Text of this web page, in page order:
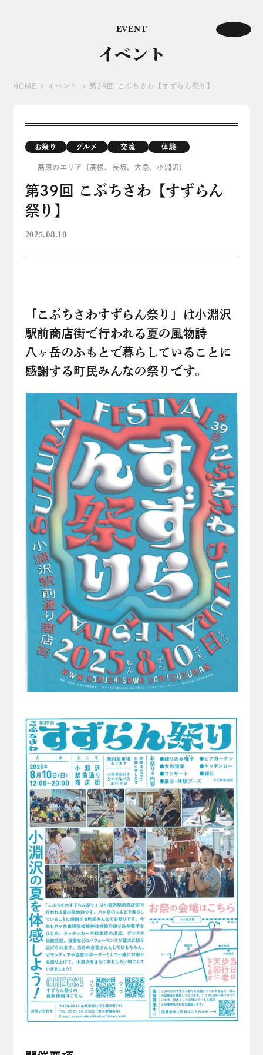
EVENT
イベント
HOME イベント 第39回 こぶちさわ【すずらん祭り】
お祭り グルメ 交流 体験
高原のエリア（高根、長坂、大泉、小淵沢）
第39回 こぶちさわ【すずらん
祭り】
2025.08.10
「こぶちさわすずらん祭り」は小淵沢
駅前商店街で行われる夏の風物詩
八ヶ岳のふもとで暮らしていることに
感謝する町民みんなの祭りです。